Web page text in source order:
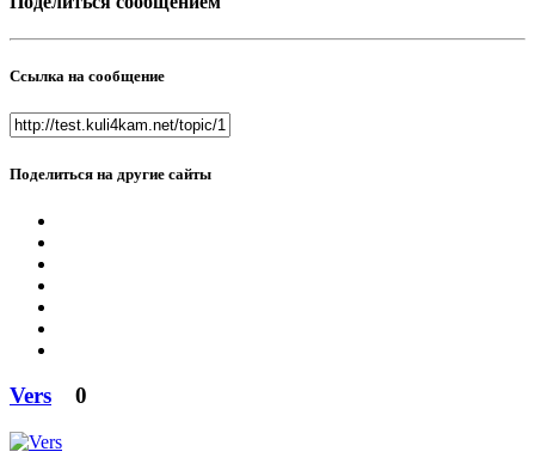
Ссылка на сообщение
Поделиться на другие сайты
Vers 0